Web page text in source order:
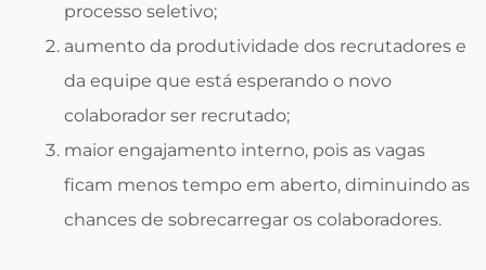
processo seletivo;
aumento da produtividade dos recrutadores e
da equipe que está esperando o novo
colaborador ser recrutado;
maior engajamento interno, pois as vagas
ficam menos tempo em aberto, diminuindo as
chances de sobrecarregar os colaboradores.